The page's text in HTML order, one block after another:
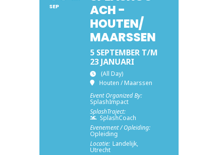
SEP
ACH -
HOUTEN/
MAARSSEN
5 SEPTEMBER T/M
23 JANUARI
(All Day)
Houten / Maarssen
Event Organized By:
SplashImpact
SplashTraject:
SplashCoach
Evenement / Opleiding:
Opleiding
Locatie: Landelijk,
Utrecht